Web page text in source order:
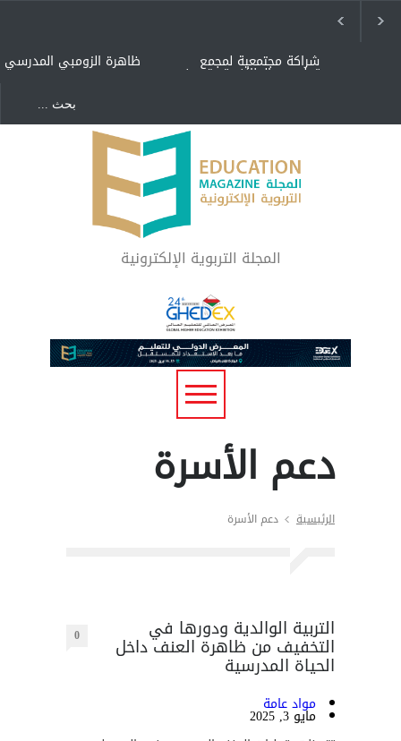
ظاهرة الزومبي المدرسي شراكة مجتمعية لمجمع
تعليمي بالطائف تستهدف
"كنت أنضرب ومافيني إلا
العافية" هل هذا مبرر
لاستمرار أسلوب التربية
المتوارث؟
لماذا تعد برامج توعية الأطفال
بخصوصية الجسد وقاية لا
فضول؟
المجلة التربوية الإلكترونية
دعم الأسرة
الرئيسية دعم الأسرة
التربية الوالدية ودورها في
التخفيف من ظاهرة العنف داخل
الحياة المدرسية
0
مواد عامة
مايو 3, 2025